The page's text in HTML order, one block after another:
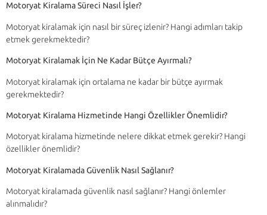
Motoryat Kiralama Süreci Nasıl İşler?
Motoryat kiralamak için nasıl bir süreç izlenir? Hangi adımları takip
etmek gerekmektedir?
Motoryat Kiralamak İçin Ne Kadar Bütçe Ayırmalı?
Motoryat kiralamak için ortalama ne kadar bir bütçe ayırmak
gerekmektedir?
Motoryat Kiralama Hizmetinde Hangi Özellikler Önemlidir?
Motoryat kiralama hizmetinde nelere dikkat etmek gerekir? Hangi
özellikler önemlidir?
Motoryat Kiralamada Güvenlik Nasıl Sağlanır?
Motoryat kiralamada güvenlik nasıl sağlanır? Hangi önlemler
alınmalıdır?